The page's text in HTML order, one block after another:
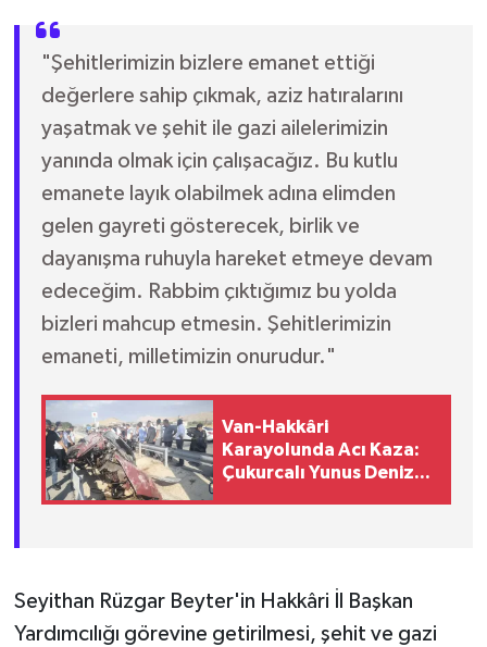
"Şehitlerimizin bizlere emanet ettiği
değerlere sahip çıkmak, aziz hatıralarını
yaşatmak ve şehit ile gazi ailelerimizin
yanında olmak için çalışacağız. Bu kutlu
emanete layık olabilmek adına elimden
gelen gayreti gösterecek, birlik ve
dayanışma ruhuyla hareket etmeye devam
edeceğim. Rabbim çıktığımız bu yolda
bizleri mahcup etmesin. Şehitlerimizin
emaneti, milletimizin onurudur."
Van-Hakkâri
Karayolunda Acı Kaza:
Çukurcalı Yunus Deniz
Seyithan Rüzgar Beyter'in Hakkâri İl Başkan
Yardımcılığı görevine getirilmesi, şehit ve gazi
YAŞAM